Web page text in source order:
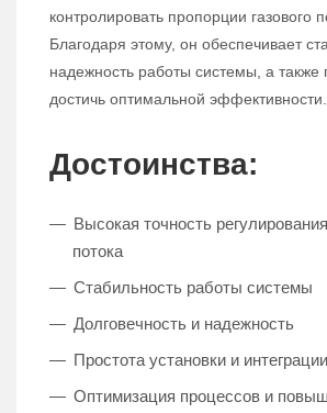
контролировать пропорции газового
Благодаря этому, он обеспечивает
надежность работы системы, а также
достичь оптимальной эффективности.
Достоинства:
Высокая точность регулирования
потока
Стабильность работы системы
Долговечность и надежность
Простота установки и интеграции
Оптимизация процессов и